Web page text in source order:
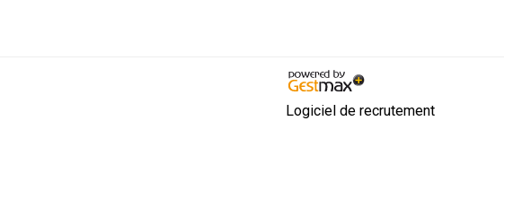
Logiciel de recrutement